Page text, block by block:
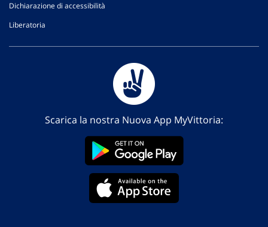
Dichiarazione di accessibilità
Liberatoria
Scarica la nostra Nuova App MyVittoria: